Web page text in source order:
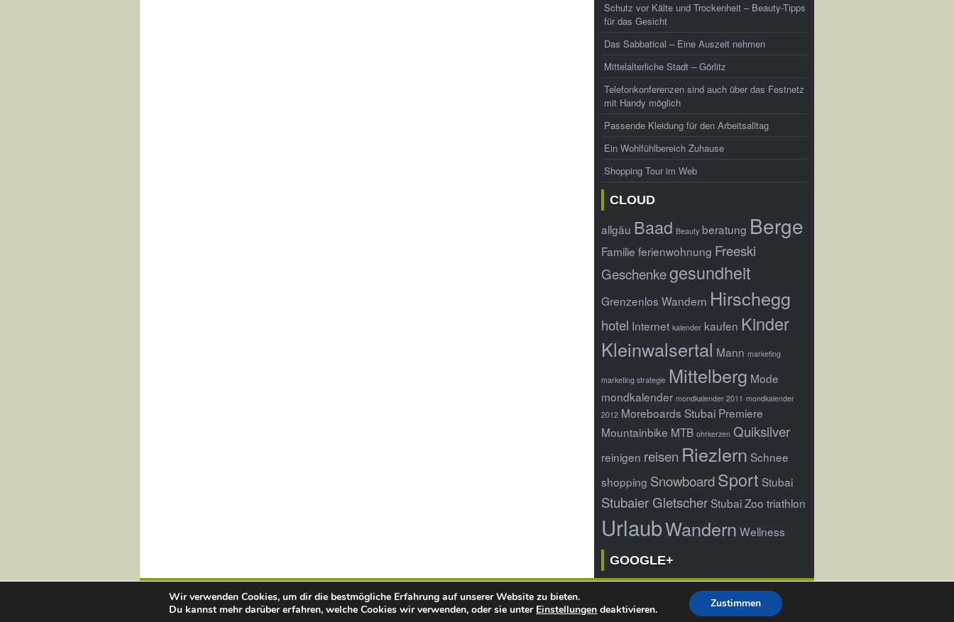
Schutz vor Kälte und Trockenheit – Beauty-Tipps
für das Gesicht
Das Sabbatical – Eine Auszeit nehmen
Mittelalterliche Stadt – Görlitz
Telefonkonferenzen sind auch über das Festnetz
mit Handy möglich
Passende Kleidung für den Arbeitsalltag
Ein Wohlfühlbereich Zuhause
Shopping Tour im Web
CLOUD
allgäu Baad Beauty beratung Berge
Familie ferienwohnung Freeski
Geschenkegesundheit
Grenzenlos Wandern Hirschegg
hotel Internet kalender kaufen Kinder
Kleinwalsertal Mann marketing
marketing strategie Mittelberg Mode
mondkalender mondkalender 2011 mondkalender
2012 Moreboards Stubai Premiere
Mountainbike MTB ohrkerzen Quiksilver
reinigen reisen Riezlern Schnee
shopping SnowboardSport Stubai
Stubaier Gletscher Stubai Zoo triathlon
UrlaubWandern Wellness
GOOGLE+
Copyright ©webQoo- Online Infoportal
Wir verwenden Cookies, um dir die bestmögliche Erfahrung auf unserer Website zu bieten.
Du kannst mehr darüber erfahren, welche Cookies wir verwenden, oder sie unter Einstellungen deaktivieren. Zustimmen